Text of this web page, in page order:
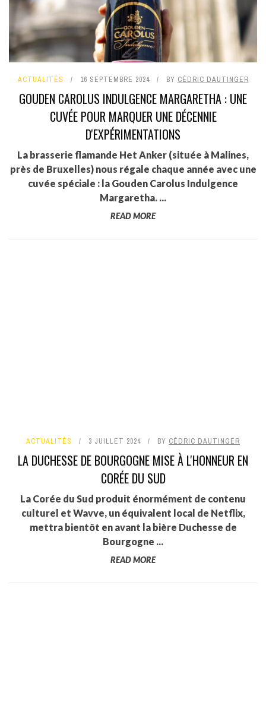
ACTUALITÉS 16 SEPTEMBRE 2024 BY CÉDRIC DAUTINGER
GOUDEN CAROLUS INDULGENCE MARGARETHA : UNE
CUVÉE POUR MARQUER UNE DÉCENNIE
D'EXPÉRIMENTATIONS
La brasserie flamande Het Anker (située à Malines,
près de Bruxelles) nous régale chaque année avec une
cuvée spéciale : la Gouden Carolus Indulgence
Margaretha. ...
READ MORE
ACTUALITÉS 3 JUILLET 2024 BY CÉDRIC DAUTINGER
LA DUCHESSE DE BOURGOGNE MISE À L'HONNEUR EN
CORÉE DU SUD
La Corée du Sud produit énormément de contenu
culturel et Wavve, un équivalent local de Netflix,
mettra bientôt en avant la bière Duchesse de
Bourgogne ...
READ MORE